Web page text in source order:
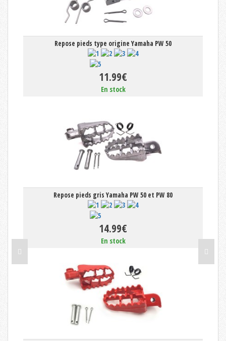
Repose pieds type origine Yamaha PW 50
11.99€
En stock
Repose pieds gris Yamaha PW 50 et PW 80
14.99€
En stock